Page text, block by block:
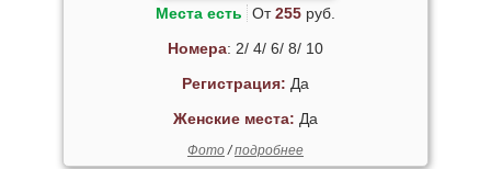
Места есть От255руб.
Номера: 2/ 4/ 6/ 8/ 10
Регистрация: Да
Женские места: Да
Фото/подробнее